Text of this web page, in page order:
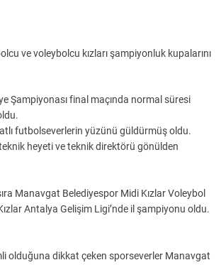
ve voleybolcu kızları şampiyonluk kupalarını
Şampiyonası final maçında normal süresi
futbolseverlerin yüzünü güldürmüş oldu.
heyeti ve teknik direktörü gönülden
Manavgat Belediyespor Midi Kızlar Voleybol
Antalya Gelişim Ligi’nde il şampiyonu oldu.
olduğuna dikkat çeken sporseverler Manavgat